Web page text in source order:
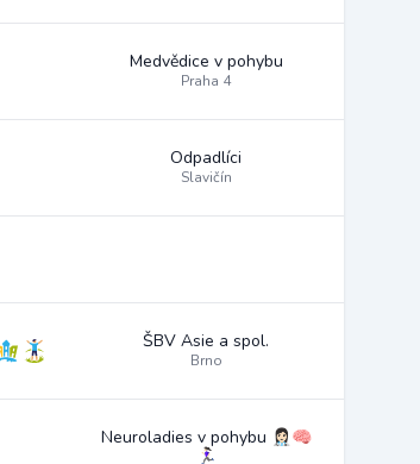
Medvědice v pohybu
Praha 4
Odpadlíci
Slavičín
ŠBV Asie a spol.
Brno
Neuroladies v pohybu 👩🏻‍⚕️🧠
🏃🏻‍♀️